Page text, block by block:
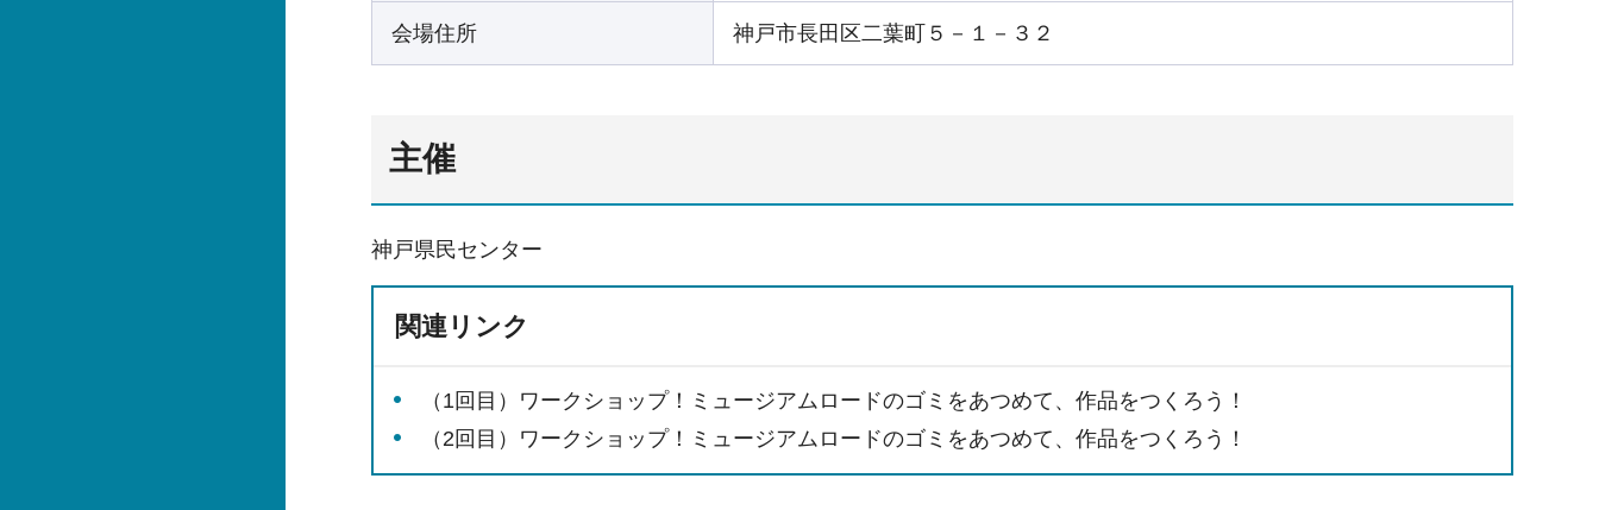
会場住所 神戸市長田区二葉町５－１－３２
主催
神戸県民センター
関連リンク
（1回目）ワークショップ！ミュージアムロードのゴミをあつめて、作品をつくろう！
（2回目）ワークショップ！ミュージアムロードのゴミをあつめて、作品をつくろう！